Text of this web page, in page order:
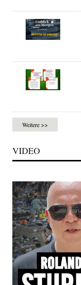
Weitere >>
VIDEO